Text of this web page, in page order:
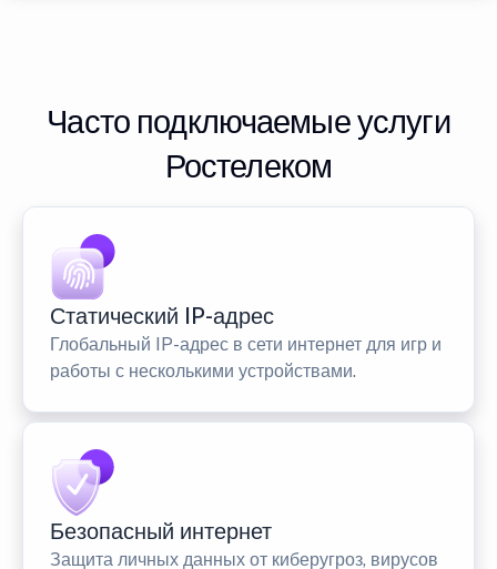
Часто подключаемые услуги
Ростелеком
Статический IP-адрес
Глобальный IP-адрес в сети интернет для игр и
работы с несколькими устройствами.
Безопасный интернет
Защита личных данных от киберугроз, вирусов